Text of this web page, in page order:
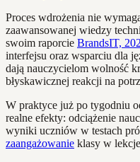
Proces wdrożenia nie
zaawansowanej wiedzy
swoim raporcie BrandsIT,
interfejsu oraz wsparciu dla
dają nauczycielom wolność
błyskawicznej reakcji na
W praktyce już po tygodniu
realne efekty: odciążenie
wyniki uczniów w testach
zaangażowanie klasy w